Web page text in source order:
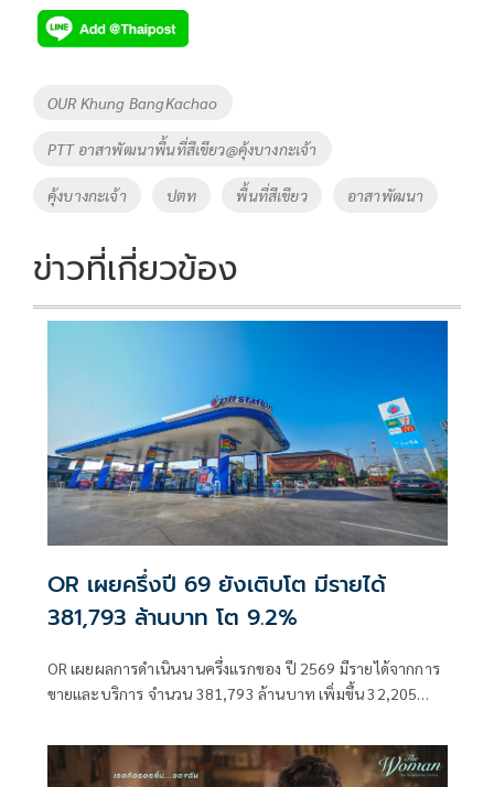
e
b
o
o
k
tt
er
p
y
Li
n
k
Tags
OUR Khung BangKachao
PTT อาสาพัฒนาพื้นที่สีเขียว@คุ้งบางกะเจ้า
คุ้งบางกะเจ้า ปตท พื้นที่สีเขียว อาสาพัฒนา
ข่าวที่เกี่ยวข้อง
OR เผยครึ่งปี 69 ยังเติบโต มีรายได้
381,793 ล้านบาท โต 9.2%
OR เผยผลการดำเนินงานครึ่งแรกของ ปี 2569 มีรายได้จากการ
ขายและบริการ จำนวน 381,793 ล้านบาท เพิ่มขึ้น 32,205
หน้า ย้ำเติบโตในทุกกลุ่มธุรกิจ และยังคงเดินหน้าขยายธุรกิจ EV
และธุรกิจ Lifestyle ท่ามกลางความผันผวน